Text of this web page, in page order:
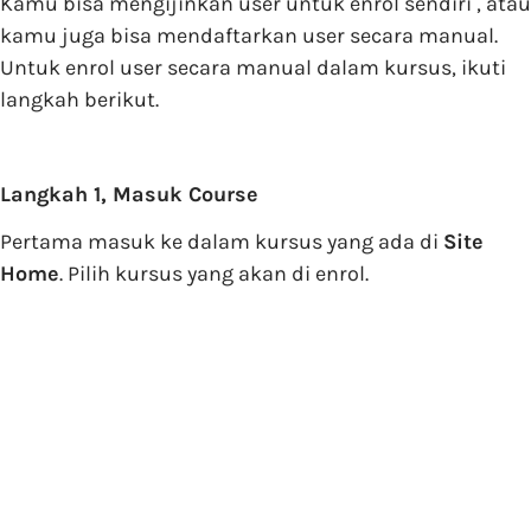
kamu juga bisa mendaftarkan user secara manual.
Untuk enrol user secara manual dalam kursus, ikuti
langkah berikut.
Langkah 1, Masuk Course
Pertama masuk ke dalam kursus yang ada di Site
Home. Pilih kursus yang akan di enrol.